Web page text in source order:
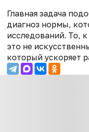
Главная задача
диагноз нормы,
исследований. То,
это не
который ускоряет